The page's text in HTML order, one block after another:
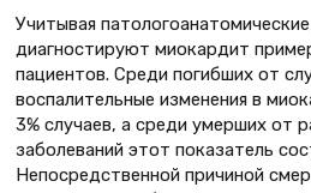
Учитывая
диагностируют миокардит
пациентов. Среди погибших от
воспалительные изменения в
3% случаев, а среди умерших от
заболеваний этот показатель
Непосредственной причиной